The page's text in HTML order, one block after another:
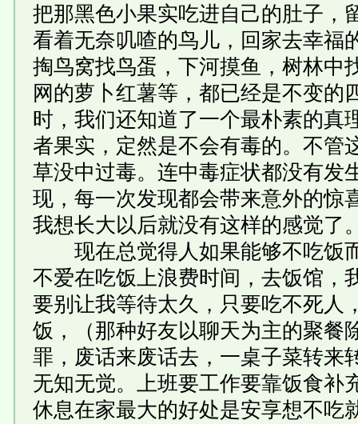
把那黑色小果实吃进自己的肚子，
看着无奈叽喳的鸟儿，回家去幸福
掏鸟窝找鸟蛋，下河摸鱼，树林中
网的萝卜红薯等，都已经是不变的
时，我们还知道了一个最朴素的真
者果实，定然是不会有毒的。不管
草没中过毒。连中毒症状都没有发
现，每一次发现都会带来意外的惊
我想长大以后就没有这样的感觉了
现在总觉得人如果能够不吃饭
不爱在吃饭上浪费时间，去饭馆，
要别让我等待太久，只要吃不死人
饭，（那种好友以聊天为主的聚餐
罪，废话来废话去，一桌子菜转来
无知无觉。上班要工作要靠饭食补
休息在家最大的好处是安享想不吃